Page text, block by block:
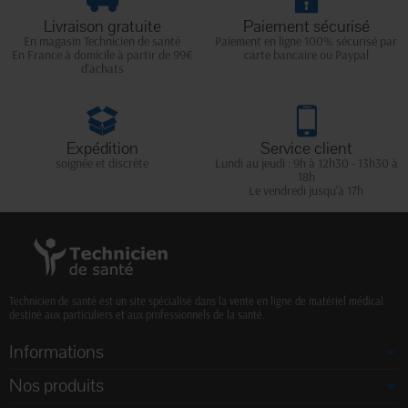
Livraison gratuite
En magasin Technicien de santé
En France à domicile à partir de 99€
d'achats
Paiement sécurisé
Paiement en ligne 100% sécurisé par
carte bancaire ou Paypal
Expédition
soignée et discrète
Service client
Lundi au jeudi : 9h à 12h30 - 13h30 à
18h
Le vendredi jusqu'à 17h
Technicien de santé est un site spécialisé dans la vente en ligne de matériel médical
destiné aux particuliers et aux professionnels de la santé.
Informations
Nos produits